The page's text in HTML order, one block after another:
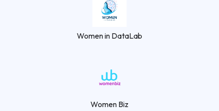
Women in DataLab
Women Biz